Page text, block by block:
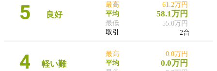
5 良好
最高
平均
最低
取引
61.2万円
58.1万円
55.0万円
2台
4 軽い難
最高
平均
0.0万円
0.0万円